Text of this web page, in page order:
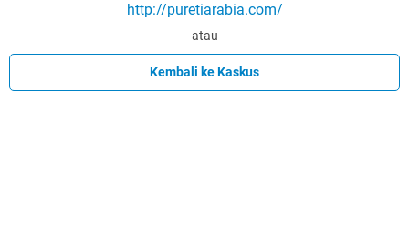
http://puretiarabia.com/
atau
Kembali ke Kaskus